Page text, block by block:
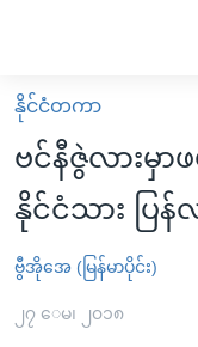
လွယ်ကူ
စေ
သည့်
Link
များ
ပင်မ
မူလစာမျက်နှာ
မြန်မာ
ကမ္ဘာ့သတင်းများ
နိုင်ငံတကာ
ဗွီဒီယို
နိုင်ငံတကာ
ဗင်နီဇွဲလားမှ
နိုင်ငံသား ပ
ဗွီအိုအေ (မြန်မာပိုင်း)
၂၇ ေမ၊ ၂၀၁၈